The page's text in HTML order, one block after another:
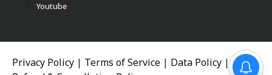
Youtube
Privacy Policy Terms of Service Data Policy |